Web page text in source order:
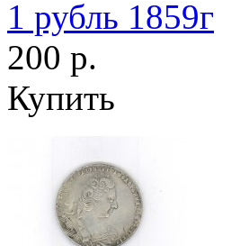
1 рубль 1859г
200 р.
Купить